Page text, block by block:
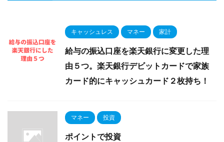
キャッシュレス マネー 家計
給与の振込口座を楽天銀行に変更した理
由５つ。楽天銀行デビットカードで家族
カード的にキャッシュカード２枚持ち！
マネー 投資
ポイントで投資